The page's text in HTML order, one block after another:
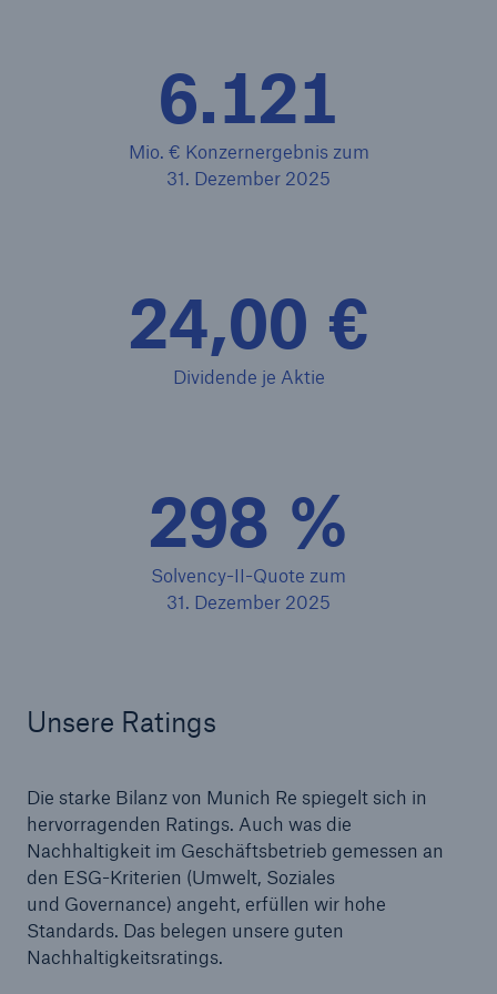
6.121
Mio. € Konzernergebnis zum
31. Dezember 2025
24,00 €
Dividende je Aktie
298 %
Solvency-II-Quote zum
31. Dezember 2025
Unsere Ratings
Die starke Bilanz von Munich Re spiegelt sich in
hervorragenden Ratings. Auch was die
Nachhaltigkeit im Geschäftsbetrieb gemessen an
den ESG-Kriterien (Umwelt, Soziales
und Governance) angeht, erfüllen wir hohe
Standards. Das belegen unsere guten
Nachhaltigkeitsratings.
MIRA Digital Suite
Lösungen
Navigation schließen oder Escape-Taste drücken
Home